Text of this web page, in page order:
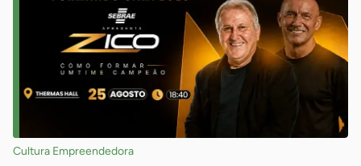
Cultura Empreendedora